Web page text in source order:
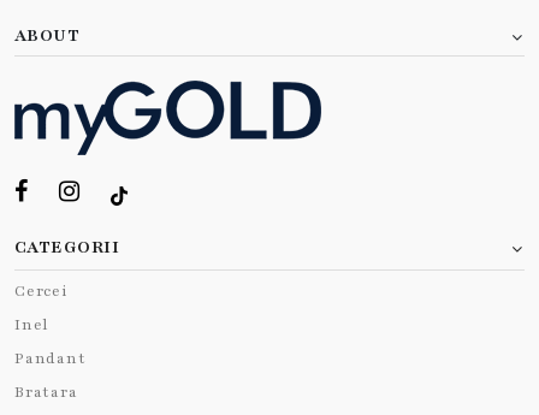
ABOUT
CATEGORII
Cercei
Inel
Pandant
Bratara